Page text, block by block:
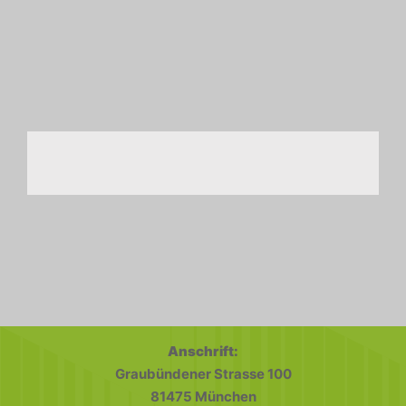
Anschrift:
Graubündener Strasse 100
81475 München